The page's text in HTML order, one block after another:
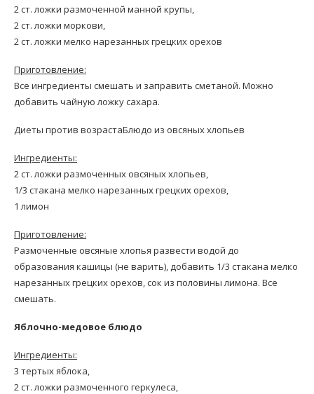
2 ст. ложки размоченной манной крупы,
2 ст. ложки моркови,
2 ст. ложки мелко нарезанных грецких орехов
Приготовление:
Все ингредиенты смешать и заправить сметаной. Можно
добавить чайную ложку сахара.
Диеты против возрастаБлюдо из овсяных хлопьев
Ингредиенты:
2 ст. ложки размоченных овсяных хлопьев,
1/3 стакана мелко нарезанных грецких орехов,
1 лимон
Приготовление:
Размоченные овсяные хлопья развести водой до
образования кашицы (не варить), добавить 1/3 стакана мелко
нарезанных грецких орехов, сок из половины лимона. Все
смешать.
Яблочно-медовое блюдо
Ингредиенты:
3 тертых яблока,
2 ст. ложки размоченного геркулеса,